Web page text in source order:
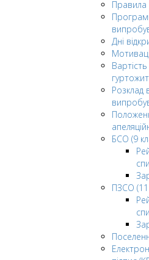
Дні
Розклад
БСО (9
ПЗСО (11